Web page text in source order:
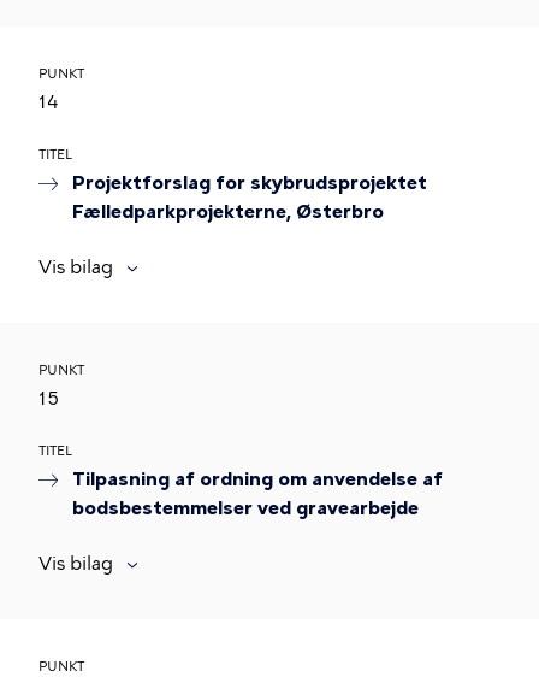
PUNKT
14
TITEL
Projektforslag for skybrudsprojektet
Fælledparkprojekterne, Østerbro
Vis bilag
PUNKT
15
TITEL
Tilpasning af ordning om anvendelse af
bodsbestemmelser ved gravearbejde
Vis bilag
PUNKT